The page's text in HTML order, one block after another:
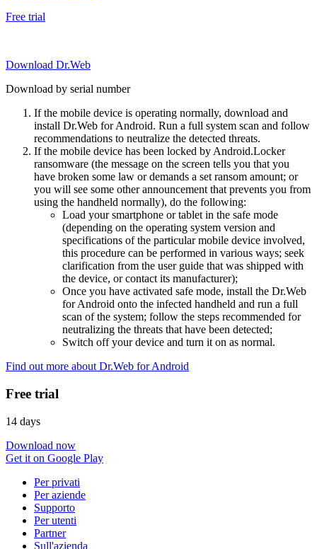
Free trial
Download Dr.Web
Download by serial number
If the mobile device is operating normally, download and
install Dr.Web for Android. Run a full system scan and follow
recommendations to neutralize the detected threats.
If the mobile device has been locked by Android.Locker
ransomware (the message on the screen tells you that you
have broken some law or demands a set ransom amount; or
you will see some other announcement that prevents you from
using the handheld normally), do the following:
Load your smartphone or tablet in the safe mode
(depending on the operating system version and
specifications of the particular mobile device involved,
this procedure can be performed in various ways; seek
clarification from the user guide that was shipped with
the device, or contact its manufacturer);
Once you have activated safe mode, install the Dr.Web
for Android onto the infected handheld and run a full
scan of the system; follow the steps recommended for
neutralizing the threats that have been detected;
Switch off your device and turn it on as normal.
Find out more about Dr.Web for Android
Free trial
14 days
Download now
Get it on Google Play
Per privati
Per aziende
Supporto
Per utenti
Partner
Sull'azienda